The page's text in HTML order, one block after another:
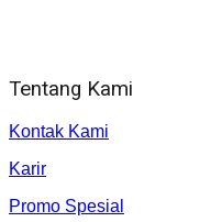
Tentang Kami
Kontak Kami
Karir
Promo Spesial